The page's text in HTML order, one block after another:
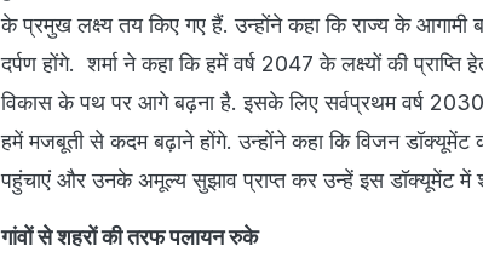
के प्रमुख लक्ष्य तय किए गए हैं. उन्होंने कहा कि राज्य के आगामी
दर्पण होंगे. शर्मा ने कहा कि हमें वर्ष 2047 के लक्ष्यों की
विकास के पथ पर आगे बढ़ना है. इसके लिए सर्वप्रथम वर्ष
हमें मजबूती से कदम बढ़ाने होंगे. उन्होंने कहा कि विजन
पहुंचाएं और उनके अमूल्य सुझाव प्राप्त कर उन्हें इस डॉक्यूमेंट में
गांवों से शहरों की तरफ पलायन रुके